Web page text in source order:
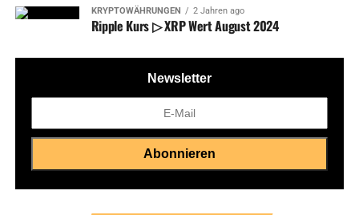
KRYPTOWÄHRUNGEN 2 Jahren ago
Ripple Kurs ▷ XRP Wert August 2024
Newsletter